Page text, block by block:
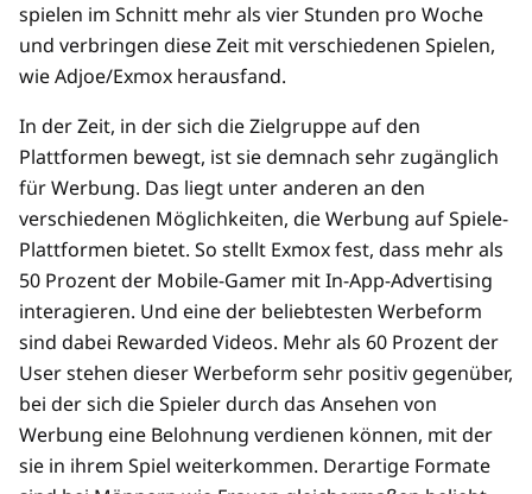
spielen im Schnitt mehr als vier Stunden pro Woche
und verbringen diese Zeit mit verschiedenen Spielen,
wie Adjoe/Exmox herausfand.
In der Zeit, in der sich die Zielgruppe auf den
Plattformen bewegt, ist sie demnach sehr zugänglich
für Werbung. Das liegt unter anderen an den
verschiedenen Möglichkeiten, die Werbung auf Spiele-
Plattformen bietet. So stellt Exmox fest, dass mehr als
50 Prozent der Mobile-Gamer mit In-App-Advertising
interagieren. Und eine der beliebtesten Werbeform
sind dabei Rewarded Videos. Mehr als 60 Prozent der
User stehen dieser Werbeform sehr positiv gegenüber,
bei der sich die Spieler durch das Ansehen von
Werbung eine Belohnung verdienen können, mit der
sie in ihrem Spiel weiterkommen. Derartige Formate